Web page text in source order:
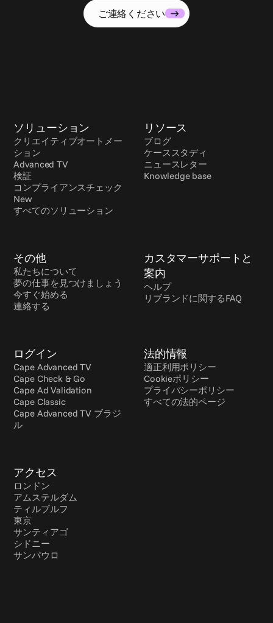
ご連絡ください
ソリューション
クリエイティブオートメー
ション
Advanced TV
検証
コンプライアンスチェック
New
すべてのソリューション
リソース
ブログ
ケーススタディ
ニュースレター
Knowledge base
その他
私たちについて
夢の仕事を見つけましょう
今すぐ始める
連絡する
カスタマーサポートと
案内
ヘルプ
リブランドに関するFAQ
ログイン
Cape Advanced TV
Cape Check & Go
Cape Ad Validation
Cape Classic
Cape Advanced TV ブラジ
ル
法的情報
適正利用ポリシー
Cookieポリシー
プライバシーポリシー
すべての法的ページ
アクセス
ロンドン
アムステルダム
ティルブルフ
東京
サンティアゴ
シドニー
サンパウロ